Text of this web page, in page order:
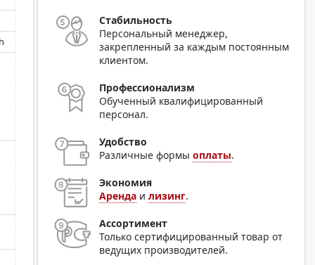
Стабильность
Персональный менеджер,
закрепленный за каждым постоянным
клиентом.
Профессионализм
Обученный квалифицированный
персонал.
Удобство
Различные формыоплаты.
Экономия
Аренда илизинг.
Ассортимент
Только сертифицированный товар от
ведущих производителей.